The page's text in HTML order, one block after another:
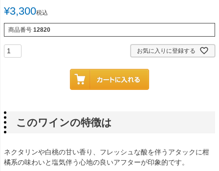
¥3,300税込
商品番号 12820
お気に入りに登録する
このワインの特徴は
ネクタリンや白桃の甘い香り、フレッシュな酸を伴うアタックに柑
橘系の味わいと塩気伴う心地の良いアフターが印象的です。